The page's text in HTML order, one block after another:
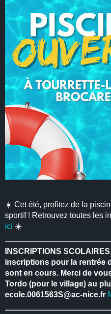
☀️ Cet été, profitez de la
sportif ! Retrouvez toutes les
ici ☀️
INSCRIPTIONS
inscriptions pour la rentrée
sont en cours. Merci de
Tordo (pour le village) au
ecole.0061563S@ac-nice.fr